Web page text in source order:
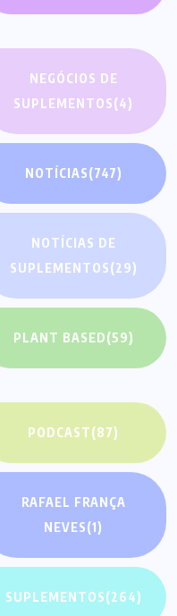
NEGÓCIOS DE
SUPLEMENTOS(4)
NOTÍCIAS(747)
NOTÍCIAS DE
SUPLEMENTOS(29)
PLANT BASED(59)
PODCAST(87)
RAFAEL FRANÇA
NEVES(1)
SUPLEMENTOS(264)